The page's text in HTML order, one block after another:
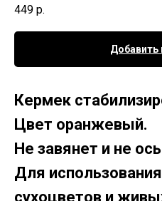
449 р.
Добавить
Кермек
Цвет оранжевый.
Не завянет и не
Для
сухоцветов и